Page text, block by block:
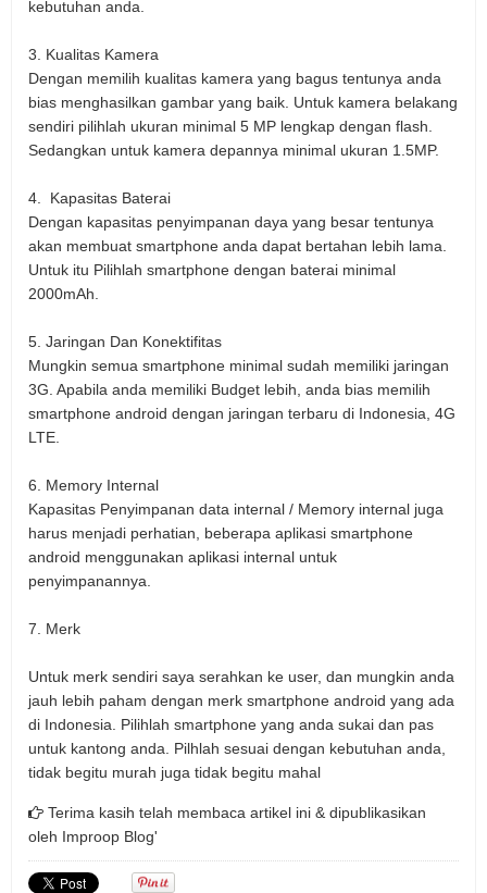
kebutuhan anda.
3. Kualitas Kamera
Dengan memilih kualitas kamera yang bagus tentunya anda
bias menghasilkan gambar yang baik. Untuk kamera belakang
sendiri pilihlah ukuran minimal 5 MP lengkap dengan flash.
Sedangkan untuk kamera depannya minimal ukuran 1.5MP.
4. Kapasitas Baterai
Dengan kapasitas penyimpanan daya yang besar tentunya
akan membuat smartphone anda dapat bertahan lebih lama.
Untuk itu Pilihlah smartphone dengan baterai minimal
2000mAh
5. Jaringan Dan Konektifitas
Mungkin semua smartphone minimal sudah memiliki jaringan
3G. Apabila anda memiliki Budget lebih, anda bias memilih
smartphone android dengan jaringan terbaru di Indonesia, 4G
LTE.
6. Memory Internal
Kapasitas Penyimpanan data internal / Memory internal juga
harus menjadi perhatian, beberapa aplikasi smartphone
android menggunakan aplikasi internal untuk
penyimpanannya.
7. Merk
Untuk merk sendiri saya serahkan ke user, dan mungkin anda
jauh lebih paham dengan merk smartphone android yang ada
di Indonesia. Pilihlah smartphone yang anda sukai dan pas
untuk kantong anda. Pilhlah sesuai dengan kebutuhan anda,
tidak begitu murah juga tidak begitu mahal
Terima kasih telah membaca artikel ini & dipublikasikan
oleh Improop Blog'